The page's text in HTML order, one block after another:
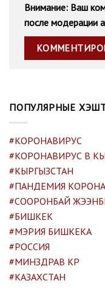
Внимание: Ваш
после модерации
ПОПУЛЯРНЫЕ
#КОРОНАВИРУС
#КОРОНАВИРУС В
#КЫРГЫЗСТАН
#ПАНДЕМИЯ
#СООРОНБАЙ
#БИШКЕК
#МЭРИЯ БИШКЕКА
#РОССИЯ
#МИНЗДРАВ КР
#КАЗАХСТАН